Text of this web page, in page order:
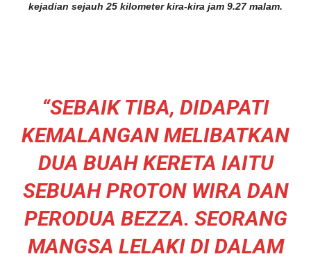
kejadian sejauh 25 kilometer kira-kira jam 9.27 malam.
“SEBAIK TIBA, DIDAPATI
KEMALANGAN MELIBATKAN
DUA BUAH KERETA IAITU
SEBUAH PROTON WIRA DAN
PERODUA BEZZA. SEORANG
MANGSA LELAKI DI DALAM